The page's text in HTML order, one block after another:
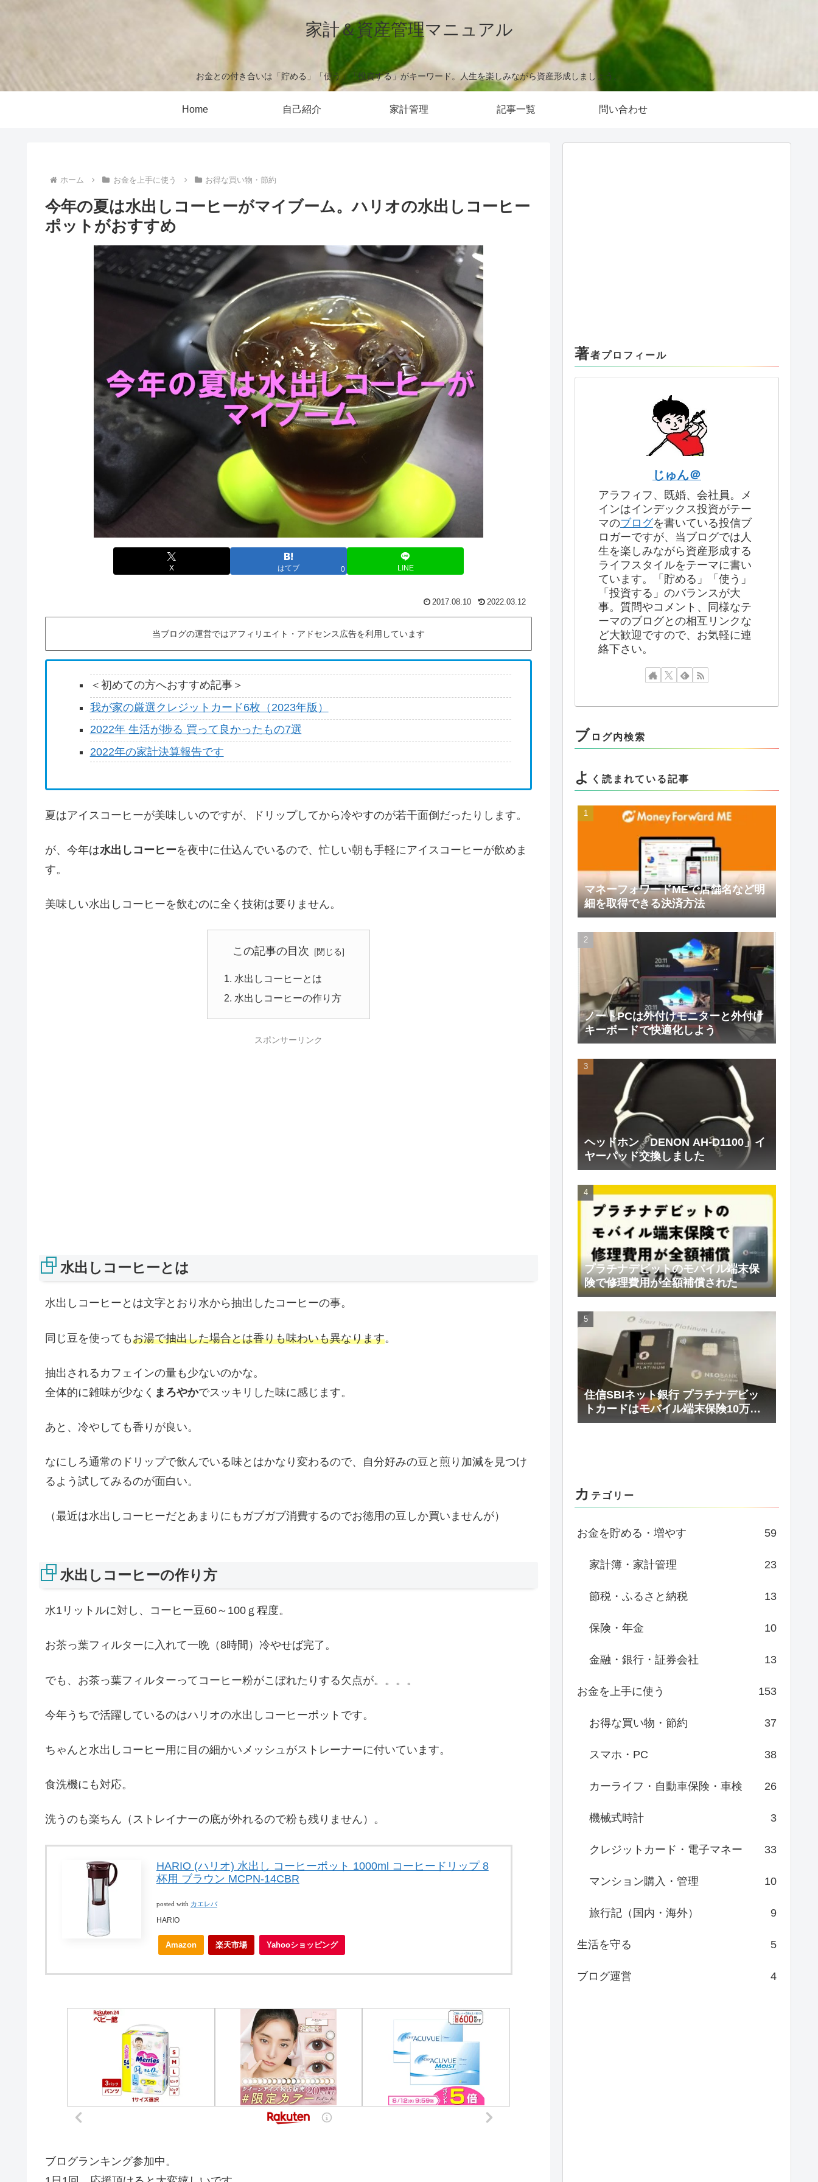
家計＆資産管理マニュアル
お金との付き合いは「貯める」「使う」「投資する」がキーワード。人生を楽しみながら資産形成しましょう。
Home 自己紹介 家計管理 記事一覧 問い合わせ
ホーム お金を上手に使う お得な買い物・節約
今年の夏は水出しコーヒーがマイブーム。ハリオの水出しコーヒー
ポットがおすすめ
X はてブ 0 LINE
2017.08.10 2022.03.12
当ブログの運営ではアフィリエイト・アドセンス広告を利用しています
＜初めての方へおすすめ記事＞
我が家の厳選クレジットカード6枚（2023年版）
2022年 生活が捗る 買って良かったもの7選
2022年の家計決算報告です
夏はアイスコーヒーが美味しいのですが、ドリップしてから冷やすのが若干面倒だったりします。
が、今年は水出しコーヒーを夜中に仕込んでいるので、忙しい朝も手軽にアイスコーヒーが飲めま
す。
美味しい水出しコーヒーを飲むのに全く技術は要りません。
この記事の目次
水出しコーヒーとは
水出しコーヒーの作り方
スポンサーリンク
水出しコーヒーとは
水出しコーヒーとは文字とおり水から抽出したコーヒーの事。
同じ豆を使ってもお湯で抽出した場合とは香りも味わいも異なります。
抽出されるカフェインの量も少ないのかな。
全体的に雑味が少なく まろやかでスッキリした味に感じます。
あと、冷やしても香りが良い。
なにしろ通常のドリップで飲んでいる味とはかなり変わるので、自分好みの豆と煎り加減を見つけ
るよう試してみるのが面白い。
（最近は水出しコーヒーだとあまりにもガブガブ消費するのでお徳用の豆しか買いませんが）
水出しコーヒーの作り方
水1リットルに対し、コーヒー豆60～100ｇ程度。
お茶っ葉フィルターに入れて一晩（8時間）冷やせば完了。
でも、お茶っ葉フィルターってコーヒー粉がこぼれたりする欠点が。。。。
今年うちで活躍しているのはハリオの水出しコーヒーポットです。
ちゃんと水出しコーヒー用に目の細かいメッシュがストレーナーに付いています。
食洗機にも対応。
洗うのも楽ちん（ストレイナーの底が外れるので粉も残りません）。
HARIO (ハリオ) 水出し コーヒーポット 1000ml コーヒードリップ 8
杯用 ブラウン MCPN-14CBR
posted with カエレバ
HARIO
Amazon 楽天市場 Yahooショッピング
ブログランキング参加中。
著者プロフィール
じゅん＠
アラフィフ、既婚、会社員。メ
インはインデックス投資がテー
マのブログを書いている投信ブ
ロガーですが、当ブログでは人
生を楽しみながら資産形成する
ライフスタイルをテーマに書い
ています。「貯める」「使う」
「投資する」のバランスが大
事。質問やコメント、同様なテ
ーマのブログとの相互リンクな
ど大歓迎ですので、お気軽に連
絡下さい。
ブ ログ内検索
よ く読まれている記事
マネーフォワードMEで店舗名など明
細を取得できる決済方法
ノートPCは外付けモニターと外付け
キーボードで快適化しよう
ヘッドホン「DENON AH-D1100」イ
ヤーパッド交換しました
プラチナデビットのモバイル端末保
険で修理費用が全額補償された
住信SBIネット銀行 プラチナデビッ
トカードはモバイル端末保険10万円/
年まで補償
カ テゴリー
お金を貯める・増やす 59
家計簿・家計管理 23
節税・ふるさと納税 13
保険・年金 10
金融・銀行・証券会社 13
お金を上手に使う 153
お得な買い物・節約 37
スマホ・PC 38
カーライフ・自動車保険・車検 26
機械式時計 3
クレジットカード・電子マネー 33
マンション購入・管理 10
旅行記（国内・海外） 9
生活を守る 5
ブログ運営 4